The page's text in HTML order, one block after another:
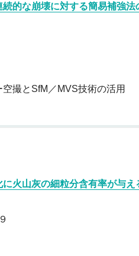
的な崩壊に対する簡易補強法
撮とSfM／MVS技術の活用
火山灰の細粒分含有率が与え